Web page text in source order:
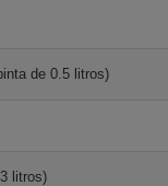
de 0.5 litros)
litros)